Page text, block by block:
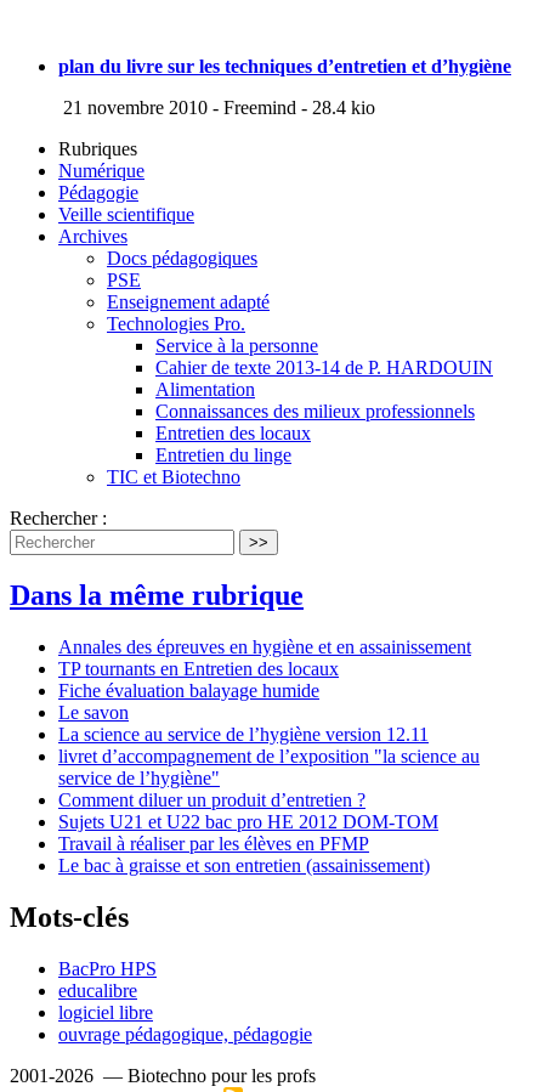
plan du livre sur les techniques d’entretien et d’hygiène
21 novembre 2010 - Freemind - 28.4 kio
Rubriques
Numérique
Pédagogie
Veille scientifique
Archives
Docs pédagogiques
PSE
Enseignement adapté
Technologies Pro.
Service à la personne
Cahier de texte 2013-14 de P. HARDOUIN
Alimentation
Connaissances des milieux professionnels
Entretien des locaux
Entretien du linge
TIC et Biotechno
Rechercher :
>>
Dans la même rubrique
Annales des épreuves en hygiène et en assainissement
TP tournants en Entretien des locaux
Fiche évaluation balayage humide
Le savon
La science au service de l’hygiène version 12.11
livret d’accompagnement de l’exposition "la science au
service de l’hygiène"
Comment diluer un produit d’entretien ?
Sujets U21 et U22 bac pro HE 2012 DOM-TOM
Travail à réaliser par les élèves en PFMP
Le bac à graisse et son entretien (assainissement)
Mots-clés
BacPro HPS
educalibre
logiciel libre
ouvrage pédagogique, pédagogie
2001-2026 — Biotechno pour les profs